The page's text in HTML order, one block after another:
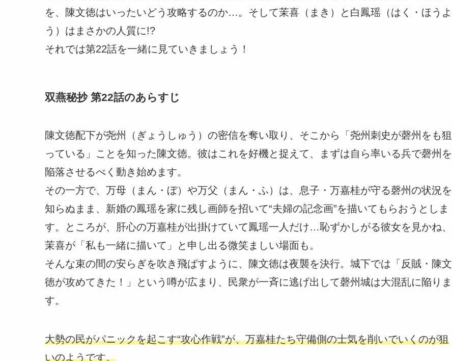
を、陳文徳はいったいどう攻略するのか…。そして茉喜（まき）と白鳳瑶（はく・ほうよ
う）はまさかの人質に!?
それでは第22話を一緒に見ていきましょう！
双燕秘抄 第22話のあらすじ
陳文徳配下が尧州（ぎょうしゅう）の密信を奪い取り、そこから「尧州刺史が磬州をも狙
っている」ことを知った陳文徳。彼はこれを好機と捉えて、まずは自ら率いる兵で磬州を
陥落させるべく動き始めます。
その一方で、万母（まん・ぼ）や万父（まん・ふ）は、息子・万嘉桂が守る磬州の状況を
知らぬまま、新婚の鳳瑶を家に残し画師を招いて“夫婦の記念画”を描いてもらおうとしま
す。ところが、肝心の万嘉桂が出掛けていて鳳瑶一人だけ…恥ずかしがる彼女を見かね、
茉喜が「私も一緒に描いて」と申し出る微笑ましい場面も。
そんな束の間の安らぎを吹き飛ばすように、陳文徳は夜襲を決行。城下では「反賊・陳文
徳が攻めてきた！」という噂が広まり、民衆が一斉に逃げ出して磬州城は大混乱に陥りま
す。
大勢の民がパニックを起こす“攻心作戦”が、万嘉桂たち守備側の士気を削いでいくのが狙
いのようです。